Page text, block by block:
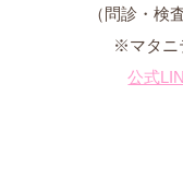
（問診・検
※マタニ
公式